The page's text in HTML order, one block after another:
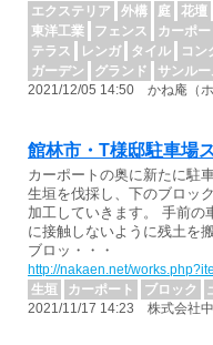
エクステリア
外構 庭 花壇
東洋工業
フェンス カーポー
テラス
レンガ タイル コン
ガーデン
グランド サンル
2021/12/05 14:50 かね庵（ホ
館林市・T様邸駐車場
カーポートの奥に新たに駐
生垣を伐採し、下のブロッ
加工していきます。 手前の
に接触しないように残土を
ブロッ・・・
http://nakaen.net/
生垣
カーポート ブロック
2021/11/17 14:23 株式会社中